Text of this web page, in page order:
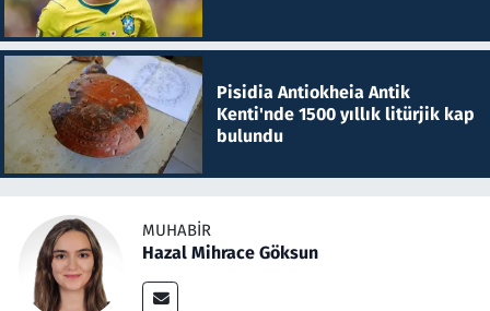
Pisidia Antiokheia Antik
Kenti'nde 1500 yıllık litürjik kap
bulundu
MUHABIR
Hazal Mihrace Göksun